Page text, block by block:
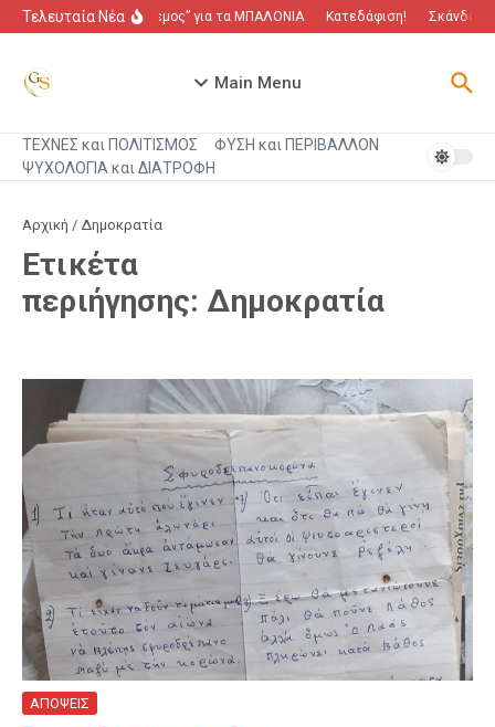
Μετάβαση στο περιεχόμενο
Τελευταία Νέα“Πόλεμος” για τα ΜΠΑΛΟΝΙΑ Κατεδάφιση! Σκάνδαλο
Main Menu
ΤΕΧΝΕΣ και ΠΟΛΙΤΙΣΜΟΣ
ΦΥΣΗ και ΠΕΡΙΒΑΛΛΟΝ
ΨΥΧΟΛΟΓΙΑ και ΔΙΑΤΡΟΦΗ
Αρχική / Δημοκρατία
Ετικέτα
περιήγησης: Δημοκρατία
ΑΠΟΨΕΙΣ